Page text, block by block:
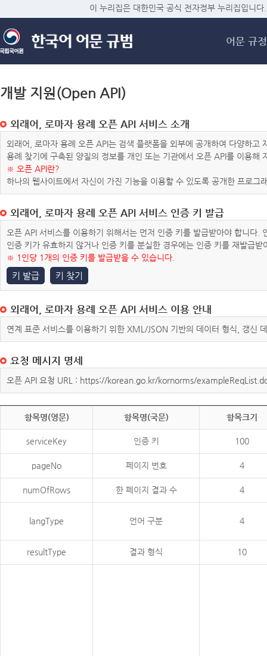
메
이 누리집은 대한민국 공식 전자정부 누리집입니다.
어문 규정
개발 지원(Open API)
외래어, 로마자 용례 오픈 API 서비스 소개
외래어, 로마자 용례 오픈 API는 검색 플랫폼을 외부에 공개하여 다양하
용례 찾기에 구축된 양질의 정보를 개인 또는 기관에서 오픈 API를 이용해
※ 오픈 API란?
하나의 웹사이트에서 자신이 가진 기능을 이용할 수 있도록 공개한 프로그
외래어, 로마자 용례 오픈 API 서비스 인증 키 발급
오픈 API 서비스를 이용하기 위해서는 먼저 인증 키를 발급받아야 합니다
인증 키가 유효하지 않거나 인증 키를 분실한 경우에는 인증 키를 재발급받
※ 1인당 1개의 인증 키를 발급받을 수 있습니다.
키 발급 키 찾기
외래어, 로마자 용례 오픈 API 서비스 이용 안내
연계 표준 서비스를 이용하기 위한 XML/JSON 기반의 데이터 형식, 갱신
요청 메시지 명세
오픈 API 요청 URL : https://korean.go.kr/kornorms/
항목명(영문) 항목명(국문) 항목크기
serviceKey 인증 키 100
pageNo 페이지 번호 4
numOfRows 한 페이지 결과 수 4
langType 언어 구분 4
resultType 결과 형식 10